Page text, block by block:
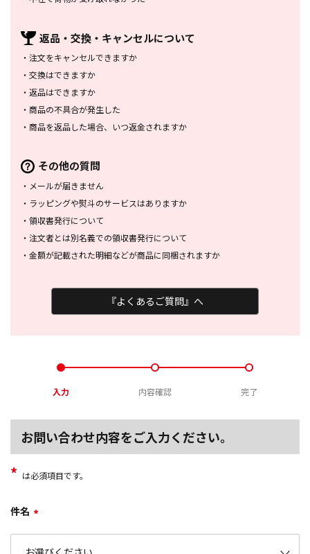
返品・交換・ キャンセルについて
・ 注文をキャンセルできますか
・ 交換はできますか
・ 返品はできますか
・ 商品の不具合が発生した
・ 商品を返品した場合、 いつ返金されますか
その他の質問
・ メールが届きません
・ ラッピングや熨斗のサービスはありますか
・ 領収書発行について
・ 注文者とは別名義での領収書発行について
・ 金額が記載された明細などが商品に同梱されますか
『よくあるご質問』へ
入力 内容確認 完了
お問い合わせ内容をご入力ください。
* は必須項目です。
件名 *